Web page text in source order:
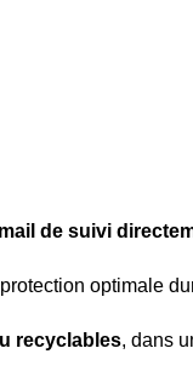
de suivi
optimale
recyclables, dans